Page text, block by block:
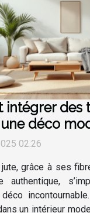
intégrer des
déco
02:26
grâce à ses
authentique,
un intérieur